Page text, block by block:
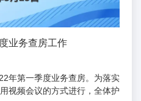
业务查房工作
年第一季度业务查房。为落实
视频会议的方式进行，全体护